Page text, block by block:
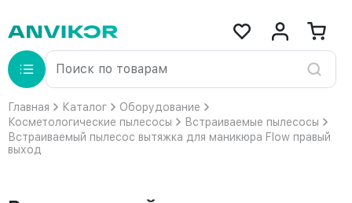
Главная Каталог
Оборудование
Косметологические пылесосы
Встраиваемые пылесосы
Встраиваемый пылесос вытяжка для маникюра Flow правый
выход